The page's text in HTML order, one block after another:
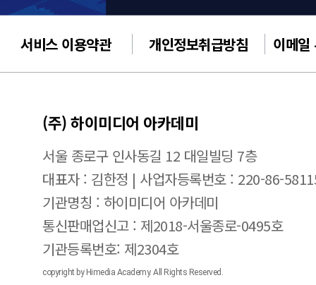
서비스 이용약관 개인정보취급방침 이메일
(주) 하이미디어 아카데미
서울 종로구 인사동길 12 대일빌딩 7층
대표자 : 김한정 | 사업자등록번호 : 220-86-
기관명칭 : 하이미디어 아카데미
통신판매업신고 : 제2018-서울종로-0495호
기관등록번호: 제2304호
copyright by Himedia Academy. All Rights Reserved.